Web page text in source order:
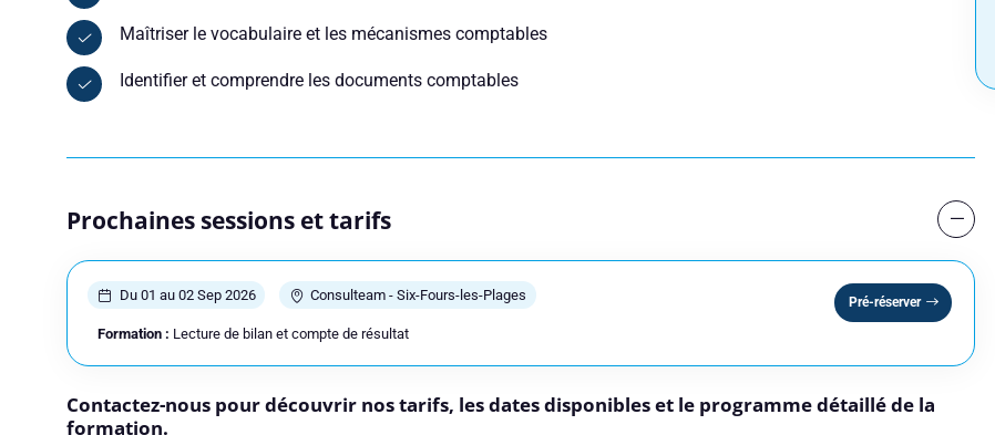
Maîtriser le vocabulaire et les mécanismes comptables
Identifier et comprendre les documents comptables
Prochaines sessions et tarifs
Du 01 au 02 Sep 2026 Consulteam - Six-Fours-les-Plages
Formation : Lecture de bilan et compte de résultat
Pré-réserver
Contactez-nous pour découvrir nos tarifs, les dates disponibles et le programme détaillé de la
formation.
Vous êtes
Adresse e-mail